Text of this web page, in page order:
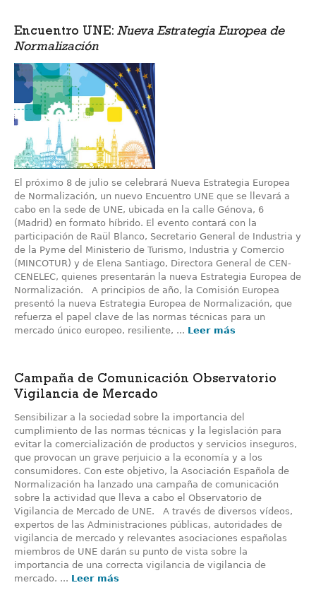
Encuentro UNE: Nueva Estrategia Europea de
Normalización
El próximo 8 de julio se celebrará Nueva Estrategia Europea
de Normalización, un nuevo Encuentro UNE que se llevará a
cabo en la sede de UNE, ubicada en la calle Génova, 6
(Madrid) en formato híbrido. El evento contará con la
participación de Raül Blanco, Secretario General de Industria y
de la Pyme del Ministerio de Turismo, Industria y Comercio
(MINCOTUR) y de Elena Santiago, Directora General de CEN-
CENELEC, quienes presentarán la nueva Estrategia Europea de
Normalización. A principios de año, la Comisión Europea
presentó la nueva Estrategia Europea de Normalización, que
refuerza el papel clave de las normas técnicas para un
mercado único europeo, resiliente, ... Leer más
Campaña de Comunicación Observatorio
Vigilancia de Mercado
Sensibilizar a la sociedad sobre la importancia del
cumplimiento de las normas técnicas y la legislación para
evitar la comercialización de productos y servicios inseguros,
que provocan un grave perjuicio a la economía y a los
consumidores. Con este objetivo, la Asociación Española de
Normalización ha lanzado una campaña de comunicación
sobre la actividad que lleva a cabo el Observatorio de
Vigilancia de Mercado de UNE. A través de diversos vídeos,
expertos de las Administraciones públicas, autoridades de
vigilancia de mercado y relevantes asociaciones españolas
miembros de UNE darán su punto de vista sobre la
importancia de una correcta vigilancia de vigilancia de
mercado. ... Leer más